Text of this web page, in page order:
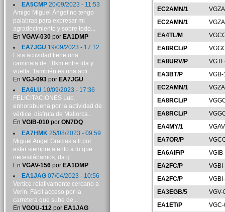
EC2AMN/1
EC2AMN/1
EA4TL/M
EA8RCL/P
EA8URV/P
EA3BT/P
EC2AMN/1
EA8RCL/P
EA8RCL/P
EA4MY/1
EA7OR/P
EA6AIF/P
EA2FC/P
EA2FC/P
EA3EGB/5
VGV-
EA1ET/P
EA5CMP20/09/2023 - 11:53
Amigo Miguel Ángel no tengo
palabras para expresar mi
agradecimiento y sobre todo...
En VGAV-030por EA1DMP
EA7JGU 19/09/2023 - 17:12
Esta actividad tiene una
caminata de 18km entre ida y
vuelta. También es una acti...
En VGJ-093por EA7JGU
EA6LU 10/09/2023 - 17:36
FELICITACIONES Luc,
enhorabuena por la actividad de
vértice, disfruta de Mallorca...
En VGIB-010por ON7DQ
EA7HMK 25/08/2023 - 09:59
Miguel Angel Gracias a ti por
estar siempre atento a lo que
necesitábamos, da g...
En VGAV-156por EA1DMP
EA1JAG07/04/2023 - 10:56
Vertice relativamente cercano a
Verín. Fácil acceso por la
carretera que sube de...
En VGOU-112por EA1JAG